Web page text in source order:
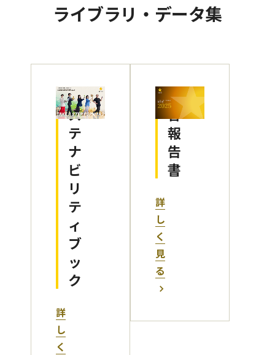
ライブラリ・データ集
サ
ス
テ
ナ
ビ
リ
テ
ィ
ブ
ッ
ク
詳
し
く
統
合
報
告
書
詳
し
く
見
る